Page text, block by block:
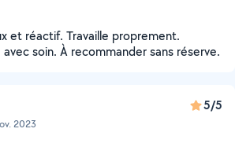
et réactif. Travaille proprement.
soin. À recommander sans réserve.
2023
5/5